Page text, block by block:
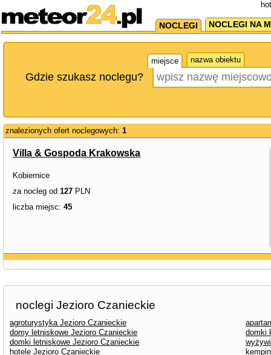
NOCLEGI NOCLEGI NA
miejsce nazwa obiektu
Gdzie szukasz noclegu?
znalezionych ofert noclegowych: 1
Villa & Gospoda Krakowska
Kobiernice
za nocleg od 127 PLN
liczba miejsc: 45
noclegi Jezioro Czanieckie
agroturystyka Jezioro Czanieckie
domy letniskowe Jezioro Czanieckie
domki
domki letniskowe Jezioro Czanieckie
hotele Jezioro Czanieckie